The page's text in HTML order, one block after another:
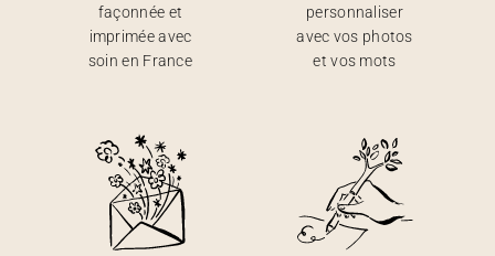
façonnée et
imprimée avec
soin en France
personnaliser
avec vos photos
et vos mots